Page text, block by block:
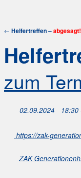
← Helfertreffen –abgesagt!
zum
02.09.2024
https://zak-
ZAK